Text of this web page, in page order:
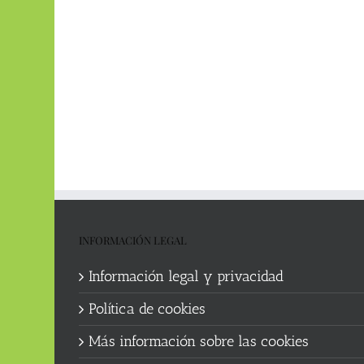
INFORMACIÓN LEGAL
Información legal y privacidad
Política de cookies
Más información sobre las cookies